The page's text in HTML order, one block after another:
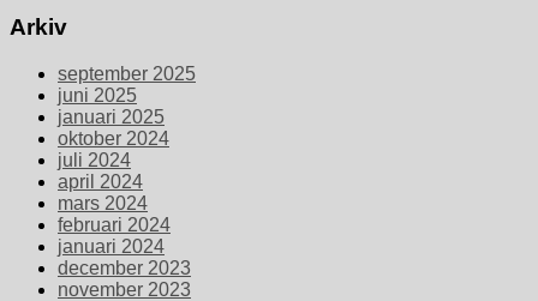
Arkiv
september 2025
juni 2025
januari 2025
oktober 2024
juli 2024
april 2024
mars 2024
februari 2024
januari 2024
december 2023
november 2023